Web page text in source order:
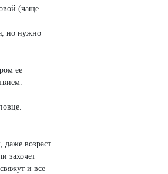
(чаще
но нужно
ее
даже возраст
захочет
и все